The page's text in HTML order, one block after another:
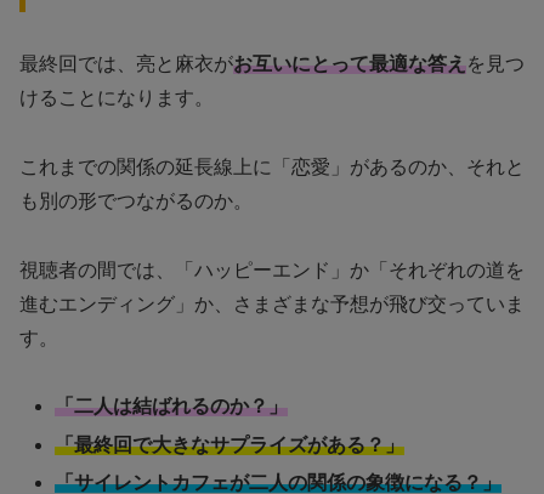
最終回では、亮と麻衣がお互いにとって最適な答えを見つ
けることになります。
これまでの関係の延長線上に「恋愛」があるのか、それと
も別の形でつながるのか。
視聴者の間では、「ハッピーエンド」か「それぞれの道を
進むエンディング」か、さまざまな予想が飛び交っていま
す。
「二人は結ばれるのか？」
「最終回で大きなサプライズがある？」
「サイレントカフェが二人の関係の象徴になる？」